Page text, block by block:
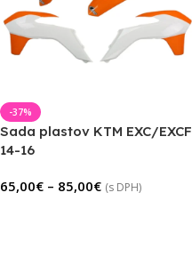
-37%
Sada plastov KTM EXC/EXCF
14-16
65,00€ – 85,00€ (s DPH)